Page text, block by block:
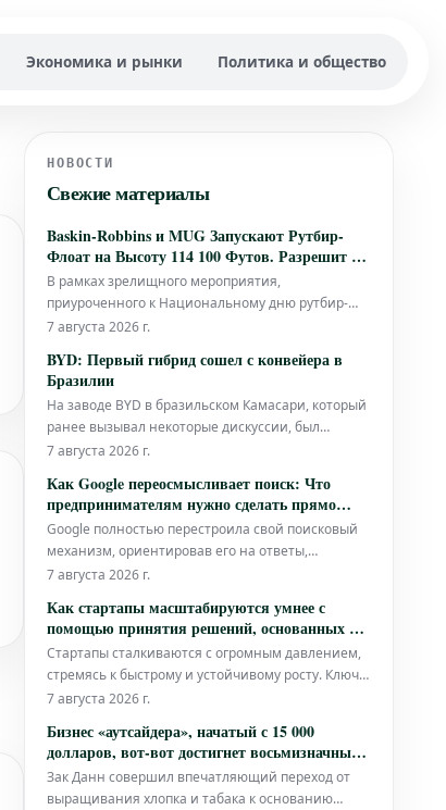
Экономика и рынки Политика и общество
НОВОСТИ
Свежие материалы
Baskin-Robbins и MUG Запускают Рутбир-
Флоат на Высоту 114 100 Футов. Разрешит ли
Этот Трюк Многолетние Интернет-Дебаты?
В рамках зрелищного мероприятия,
приуроченного к Национальному дню рутбир-
флоат, Baskin-Robbins в партнерстве с MUG
рутбир-флоат на высоту 114 100 футов в небо. Это
смелое начинание не только нацелено на
установление нового мирового рекорда, но и
служит р
7 августа 2026 г.
BYD: Первый гибрид сошел с конвейера в
Бразилии
На заводе BYD в бразильском Камасари, который
ранее вызывал некоторые дискуссии, был
произведен первый подключаемый гибридный
увеличивать объемы продаж на бразильском
рынке.
7 августа 2026 г.
Как Google переосмысливает поиск: Что
предпринимателям нужно сделать прямо
сейчас
Google полностью перестроила свой поисковый
механизм, ориентировав его на ответы,
генерируемые искусственным интеллектом.
рекомендации о том, как брендам и компаниям
сохранить свою видимость в этих новых
результатах. Для предпринимателей и бизнесов
став
7 августа 2026 г.
Как стартапы масштабируются умнее с
помощью принятия решений, основанных на
данных
Стартапы сталкиваются с огромным давлением,
стремясь к быстрому и устойчивому росту. Ключ к
успешному прохождению этого сложного пути
в принятии умных, обоснованных решений на
каждом шагу. Именно здесь принятие решений,
основанное на данных (DDDM),
7 августа 2026 г.
Бизнес «аутсайдера», начатый с 15 000
долларов, вот-вот достигнет восьмизначных
показателей: «Мы созданы для виральности»
Зак Данн совершил впечатляющий переход от
выращивания хлопка и табака к основанию